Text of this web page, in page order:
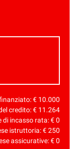
€ 10.000
credito: € 11.264
di incasso rata: €0
istruttoria: €250
assicurative: €0